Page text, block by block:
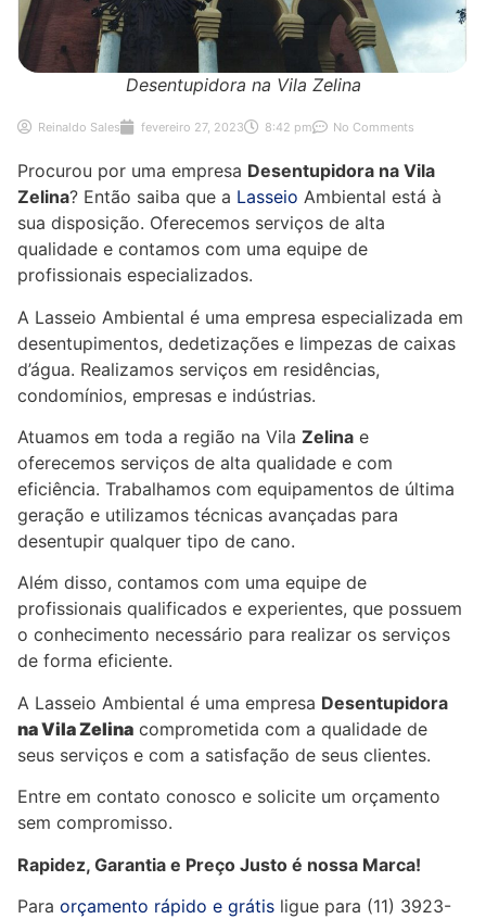
Desentupidora na Vila Zelina
Reinaldo Sales fevereiro 27, 2023 8:42 pm No Comments
Procurou por uma empresa Desentupidora na Vila
Zelina? Então saiba que a Lasseio Ambiental está à
sua disposição. Oferecemos serviços de alta
qualidade e contamos com uma equipe de
profissionais especializados.
A Lasseio Ambiental é uma empresa especializada em
desentupimentos, dedetizações e limpezas de caixas
d’água. Realizamos serviços em residências,
condomínios, empresas e indústrias.
Atuamos em toda a região na Vila Zelina e
oferecemos serviços de alta qualidade e com
eficiência. Trabalhamos com equipamentos de última
geração e utilizamos técnicas avançadas para
desentupir qualquer tipo de cano.
Além disso, contamos com uma equipe de
profissionais qualificados e experientes, que possuem
o conhecimento necessário para realizar os serviços
de forma eficiente.
A Lasseio Ambiental é uma empresa Desentupidora
na VilaZelina comprometida com a qualidade de
seus serviços e com a satisfação de seus clientes.
Entre em contato conosco e solicite um orçamento
sem compromisso.
Rapidez, Garantia e Preço Justo é nossa Marca!
Para orçamento rápido e grátis ligue para (11) 3923-